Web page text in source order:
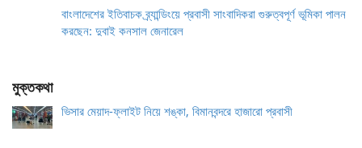
বাংলাদেশের ইতিবাচক ব্র্যান্ডিংয়ে প্রবাসী সাংবাদিকরা গুরুত্বপূর্ণ ভূমিকা পালন
করছেন: দুবাই কনসাল জেনারেল
মুক্তকথা
ভিসার মেয়াদ-ফ্লাইট নিয়ে শঙ্কা, বিমানবন্দরে হাজারো প্রবাসী